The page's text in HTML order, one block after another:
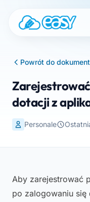
Powrót do
dotacji z
Personale
Aby zarejestrować
po zalogowaniu się